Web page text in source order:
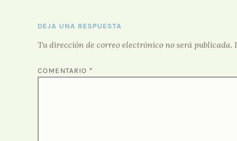
DEJA UNA RESPUESTA
Tu dirección de correo electrónico no será publicada.
COMENTARIO *